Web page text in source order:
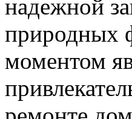
надежной
природных
моментом